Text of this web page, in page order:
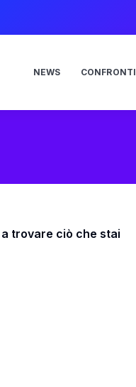
NEWS CONFRONTI
trovare ciò che stai